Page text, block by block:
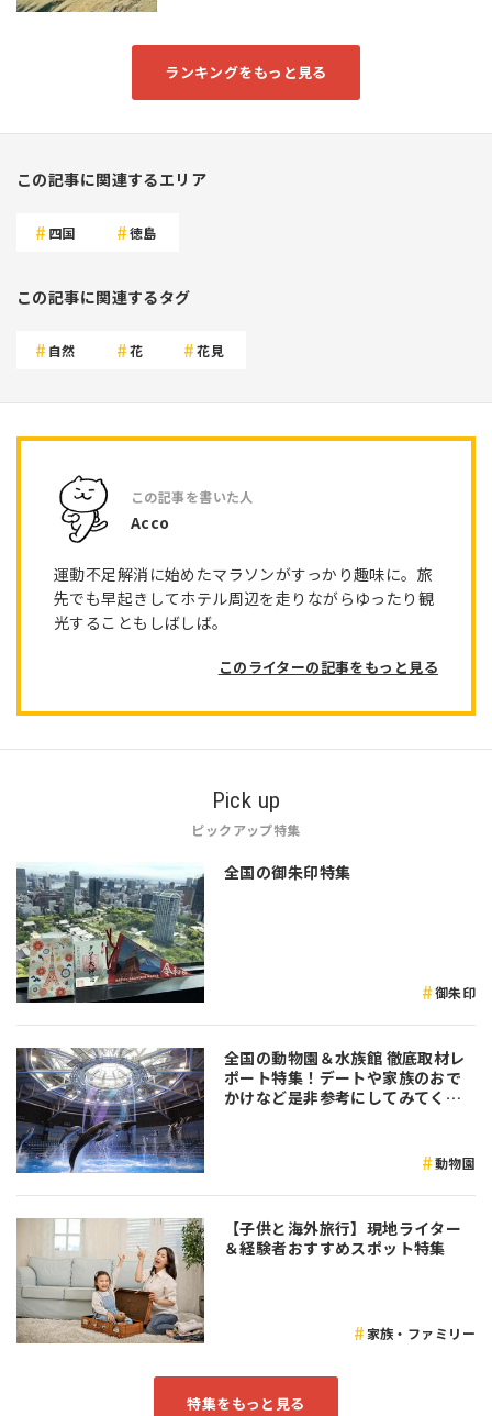
ランキングをもっと見る
この記事に関連するエリア
四国 徳島
この記事に関連するタグ
自然 花 花見
Acco
運動不足解消に始めたマラソンがすっかり趣味に。旅
先でも早起きしてホテル周辺を走りながらゆったり観
光することもしばしば。
このライターの記事をもっと見る
Pick up
ピックアップ特集
全国の御朱印特集
御朱印
全国の動物園＆水族館 徹底取材レ
ポート特集！デートや家族のおで
かけなど是非参考にしてみてくだ
動物園
【子供と海外旅行】現地ライター
＆経験者おすすめスポット特集
家族・ファミリー
特集をもっと見る